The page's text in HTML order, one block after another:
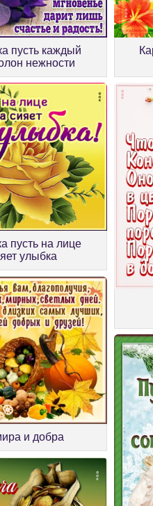
пусть каждый
нежности
пусть на лице
улыбка
и добра